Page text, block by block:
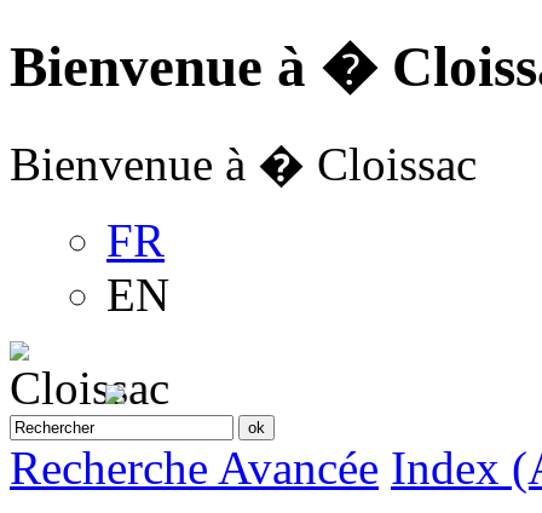
Bienvenue à �
Bienvenue à � Cloissac
FR
EN
Recherche Avancée Index